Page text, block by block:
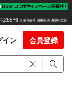
イン 会員登録